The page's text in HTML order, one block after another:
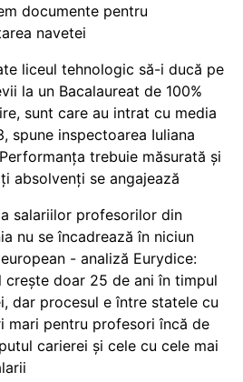
documente pentru
navetei
liceul tehnologic să-i ducă pe
la un Bacalaureat de 100%
sunt care au intrat cu media
spune inspectoarea Iuliana
trebuie măsurată și
absolvenți se angajează
salariilor profesorilor din
nu se încadrează în niciun
- analiză Eurydice:
crește doar 25 de ani în timpul
dar procesul e între statele cu
mari pentru profesori încă de
carierei și cele cu cele mai